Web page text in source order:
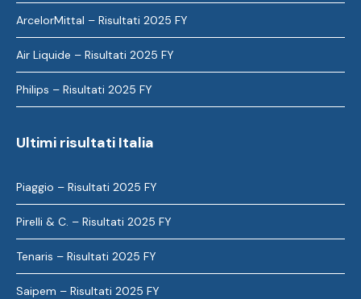
ArcelorMittal – Risultati 2025 FY
Air Liquide – Risultati 2025 FY
Philips – Risultati 2025 FY
Ultimi risultati Italia
Piaggio – Risultati 2025 FY
Pirelli & C. – Risultati 2025 FY
Tenaris – Risultati 2025 FY
Saipem – Risultati 2025 FY